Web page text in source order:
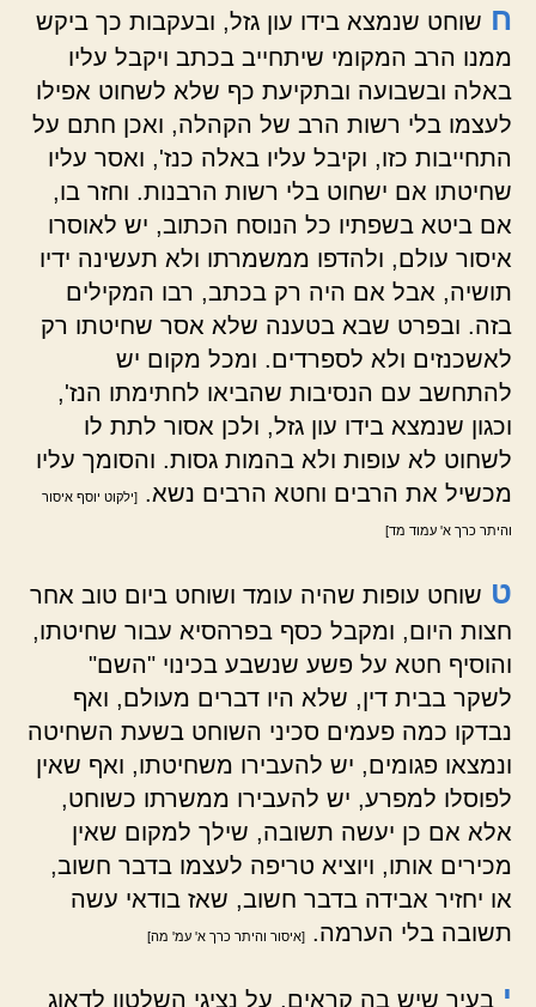
ח שוחט שנמצא בידו עון גזל, ובעקבות כך ביקש
ממנו הרב המקומי שיתחייב בכתב ויקבל עליו
באלה ובשבועה ובתקיעת כף שלא לשחוט אפילו
לעצמו בלי רשות הרב של הקהלה, ואכן חתם על
התחייבות כזו, וקיבל עליו באלה כנז', ואסר עליו
שחיטתו אם ישחוט בלי רשות הרבנות. וחזר בו,
אם ביטא בשפתיו כל הנוסח הכתוב, יש לאוסרו
איסור עולם, ולהדפו ממשמרתו ולא תעשינה ידיו
תושיה, אבל אם היה רק בכתב, רבו המקילים
בזה. ובפרט שבא בטענה שלא אסר שחיטתו רק
לאשכנזים ולא לספרדים. ומכל מקום יש
להתחשב עם הנסיבות שהביאו לחתימתו הנז',
וכגון שנמצא בידו עון גזל, ולכן אסור לתת לו
לשחוט לא עופות ולא בהמות גסות. והסומך עליו
מכשיל את הרבים וחטא הרבים נשא. [ילקוט יוסף איסור
והיתר כרך א' עמוד מד]
ט שוחט עופות שהיה עומד ושוחט ביום טוב אחר
חצות היום, ומקבל כסף בפרהסיא עבור שחיטתו,
והוסיף חטא על פשע שנשבע בכינוי "השם"
לשקר בבית דין, שלא היו דברים מעולם, ואף
נבדקו כמה פעמים סכיני השוחט בשעת השחיטה
ונמצאו פגומים, יש להעבירו משחיטתו, ואף שאין
לפוסלו למפרע, יש להעבירו ממשרתו כשוחט,
אלא אם כן יעשה תשובה, שילך למקום שאין
מכירים אותו, ויוציא טריפה לעצמו בדבר חשוב,
או יחזיר אבידה בדבר חשוב, שאז בודאי עשה
תשובה בלי הערמה. [איסור והיתר כרך א' עמ' מה]
י בעיר שיש בה קראים, על נציגי השלטון לדאוג